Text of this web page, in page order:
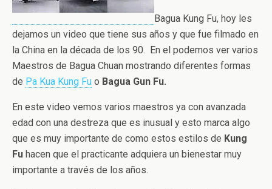
Bagua Kung Fu, hoy les
dejamos un video que tiene sus años y que fue filmado en
la China en la década de los 90. En el podemos ver varios
Maestros de Bagua Chuan mostrando diferentes formas
de Pa Kua Kung Fu o Bagua Gun Fu.
En este video vemos varios maestros ya con avanzada
edad con una destreza que es inusual y esto marca algo
que es muy importante de como estos estilos de Kung
Fu hacen que el practicante adquiera un bienestar muy
importante a través de los años.